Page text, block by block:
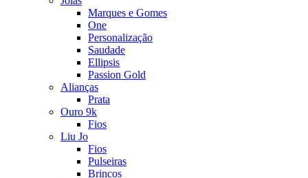
Marques e Gomes
One
Personalização
Saudade
Ellipsis
Passion Gold
Alianças
Prata
Ouro 9k
Fios
Liu Jo
Fios
Pulseiras
Brincos